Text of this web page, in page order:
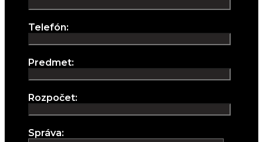
Telefón:
Predmet:
Rozpočet:
Správa: